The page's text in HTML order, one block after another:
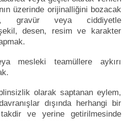
üzerinde orijinalliğini bozacak
gravür veya ciddiyetle
desen, resim ve karakter
mesleki teamüllere aykırı
olarak saptanan eylem,
dışında herhangi bir
ve yerine getirilmesinde